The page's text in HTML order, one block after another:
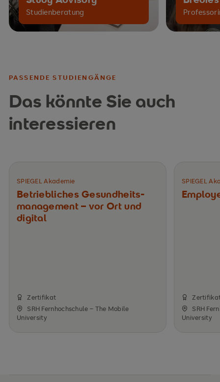
Studienberatung
PASSENDE STUDIENGÄNGE
Das könnte Sie auch
interessieren
SPIEGEL Akademie
Betriebliches Gesundheits­
management – vor Ort und
digital
Zertifikat
SRH Fernhochschule – The Mobile
University
SPIEGEL
SRH
University